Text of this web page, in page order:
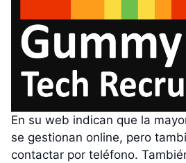
En su web indican que la
se gestionan online, pero
contactar por teléfono.